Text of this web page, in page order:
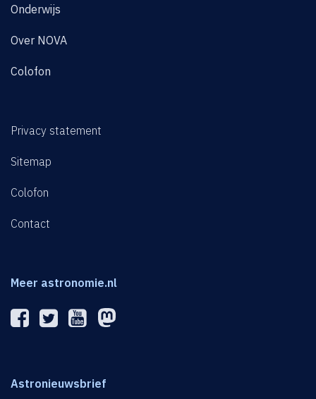
Onderwijs
Over NOVA
Colofon
Privacy statement
Sitemap
Colofon
Contact
Meer astronomie.nl
Astronieuwsbrief